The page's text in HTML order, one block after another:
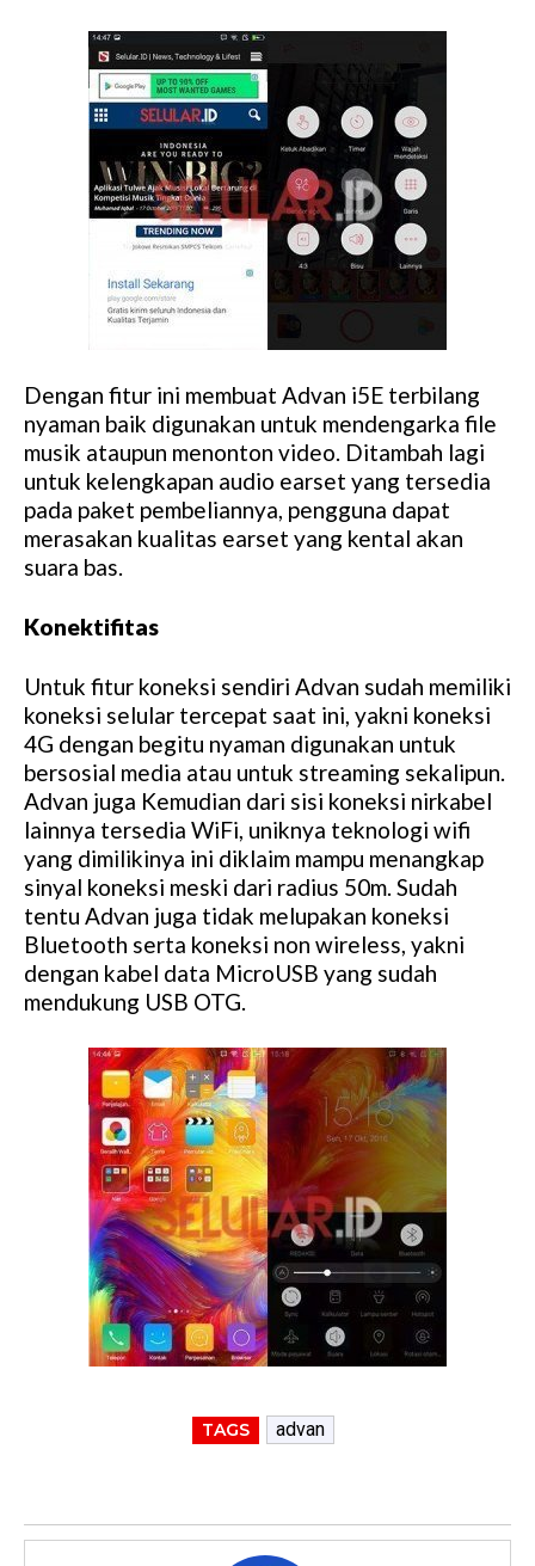
Dengan fitur ini membuat Advan i5E terbilang
nyaman baik digunakan untuk mendengarka file
musik ataupun menonton video. Ditambah lagi
untuk kelengkapan audio earset yang tersedia
pada paket pembeliannya, pengguna dapat
merasakan kualitas earset yang kental akan
suara bas.
Konektifitas
Untuk fitur koneksi sendiri Advan sudah memiliki
koneksi selular tercepat saat ini, yakni koneksi
4G dengan begitu nyaman digunakan untuk
bersosial media atau untuk streaming sekalipun.
Advan juga Kemudian dari sisi koneksi nirkabel
lainnya tersedia WiFi, uniknya teknologi wifi
yang dimilikinya ini diklaim mampu menangkap
sinyal koneksi meski dari radius 50m. Sudah
tentu Advan juga tidak melupakan koneksi
Bluetooth serta koneksi non wireless, yakni
dengan kabel data MicroUSB yang sudah
mendukung USB OTG.
TAGS advan